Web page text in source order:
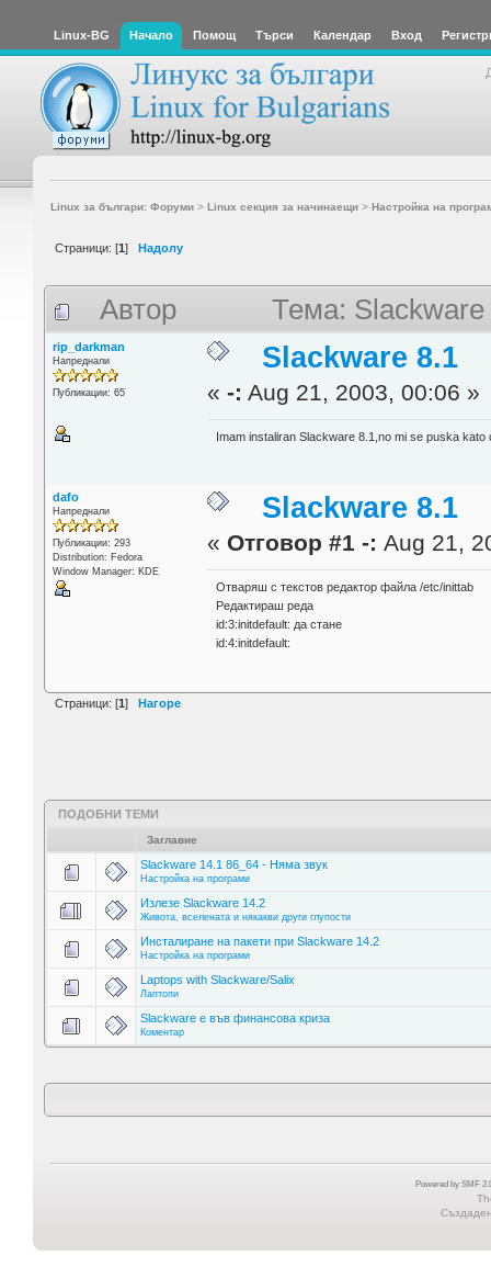
Linux-BG Начало Помощ Търси Календар Вход
Linux за българи: Форуми> Linux секция за начинаещи> Настройка на
Страници: [1] Надолу
Автор Тема:
rip_darkman
Напреднали
Публикации: 65
Slackware 8.1
«-: Aug 21, 2003, 00:06 »
Imam instaliran Slackware 8.1,no mi se puska
dafo
Напреднали
Публикации: 293
Distribution: Fedora
Window Manager: KDE
Slackware 8.1
« Отговор #1 -: Aug 21,
Отваряш с текстов редактор файла /etc/inittab
Редактираш реда
id:3:initdefault: да стане
id:4:initdefault:
Страници: [1] Нагоре
ПОДОБНИ ТЕМИ
Заглавие
Slackware 14.1 86_64 - Няма звук
Настройка на програми
Излезе Slackware 14.2
Живота, вселената и някакви други глупости
Инсталиране на пакети при Slackware 14.2
Настройка на програми
Laptops with Slackware/Salix
Лаптопи
Slackware е във финансова криза
Коментар
Powered by SMF